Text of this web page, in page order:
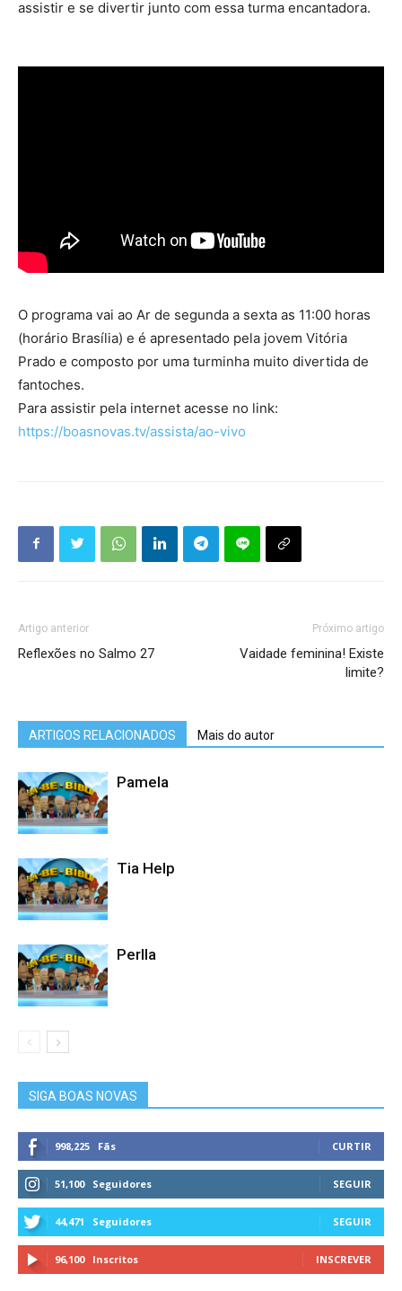
assistir e se divertir junto com essa turma encantadora.
O programa vai ao Ar de segunda a sexta as 11:00 horas
(horário Brasília) e é apresentado pela jovem Vitória
Prado e composto por uma turminha muito divertida de
fantoches.
Para assistir pela internet acesse no link:
https://boasnovas.tv/assista/ao-vivo
Artigo anterior
Reflexões no Salmo 27
Próximo artigo
Vaidade feminina! Existe
limite?
ARTIGOS RELACIONADOS Mais do autor
Pamela
Tia Help
Perlla
SIGA BOAS NOVAS
998,225 Fãs CURTIR
51,100 Seguidores SEGUIR
44,471 Seguidores SEGUIR
96,100 Inscritos INSCREVER